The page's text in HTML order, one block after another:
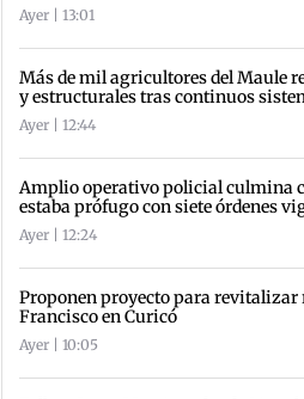
Ayer | 13:01
Más de mil agricultores del Maule
y estructurales tras continuos
Ayer | 12:44
Amplio operativo policial culmina
estaba prófugo con siete órdenes
Ayer | 12:24
Proponen proyecto para revitalizar
Francisco en Curicó
Ayer | 10:05